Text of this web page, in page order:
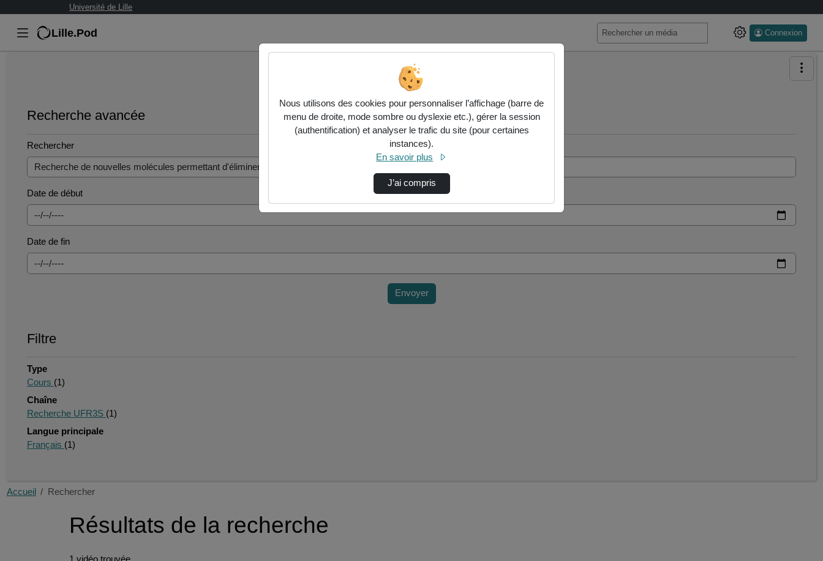
Université de Lille
Lille.Pod Connexion
Recherche avancée
Rechercher
Date de début
Date de fin
Envoyer
Filtre
Type
Cours (1)
Chaîne
Recherche UFR3S (1)
Langue principale
Français (1)
Accueil Rechercher
Résultats de la recherche
Nous utilisons des cookies pour personnaliser l’affichage (barre de
menu de droite, mode sombre ou dyslexie etc.), gérer la session
(authentification) et analyser le trafic du site (pour certaines
instances).
En savoir plus
J’ai compris